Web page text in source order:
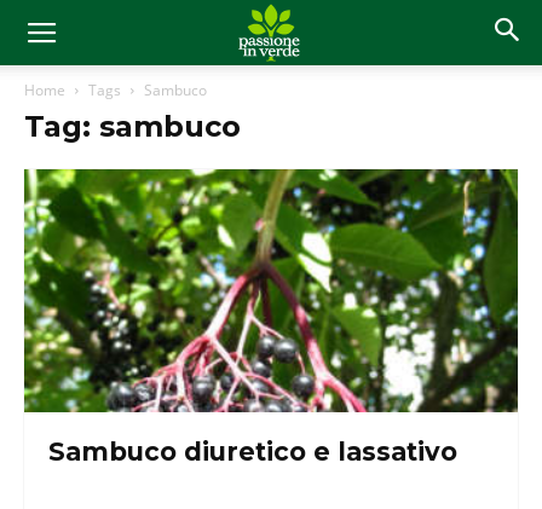
Home Tags Sambuco
Tag: sambuco
Sambuco diuretico e lassativo